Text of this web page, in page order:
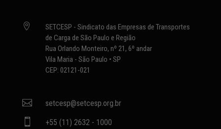

SETCESP - Sindicato das Empresas de Transportes
de Carga de São Paulo e Região
Rua Orlando Monteiro, nº 21, 6º andar
Vila Maria - São Paulo • SP
CEP: 02121-021
 setcesp@setcesp.org.br
 +55 (11) 2632 - 1000